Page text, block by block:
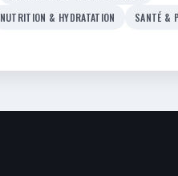
NUTRITION & HYDRATATION
SANTÉ &